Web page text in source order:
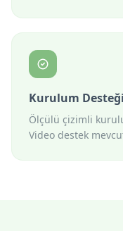
Kurulum Desteği
Ölçülü çizimli
Video destek